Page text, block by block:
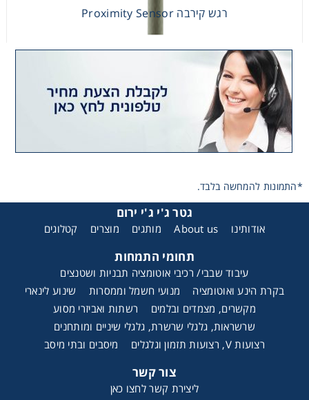
רגש קירבה Proximity Sensor
*התמונות להמחשה בלבד.
גטר ג'י ג'י ירום
אודותינו About us מותגים מוצרים קטלוגים
תחומי התמחות
עיבוד שבבי/ רכיבי אוטומציה תבניות ושטנצים
בקרת הינע ואוטומציה
מנועי חשמל וממסרות
שינוע לינארי
מקשרים, מצמדים ובלמים
רשתות ואביזרי מסוע
שרשראות, גלגלי שרשרת, גלגלי שיניים ומותחנים
רצועות V, רצועות תזמון וגלגלים
מיסבים ובתי מיסב
צור קשר
ליצירת קשר לחצו כאן